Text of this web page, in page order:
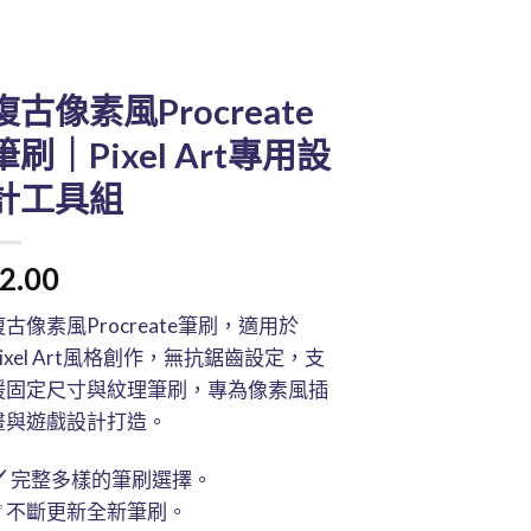
古像素風Procreate
刷｜Pixel Art專用設
工具組
古像素風Procreate筆刷，適用於
Art風格創作，無抗鋸齒設定，支
固定尺寸與紋理筆刷，專為像素風插
與遊戲設計打造。
整多樣的筆刷選擇。
不斷更新全新筆刷。